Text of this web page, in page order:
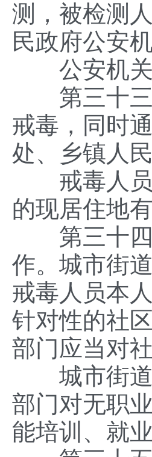
测，被检测
民政府公安
公安机关
第三十三
戒毒，同时
处、乡镇人
戒毒人员
的现居住地
第三十四
作。城市街
戒毒人员本
针对性的社
部门应当对
城市街道
部门对无职
能培训、就